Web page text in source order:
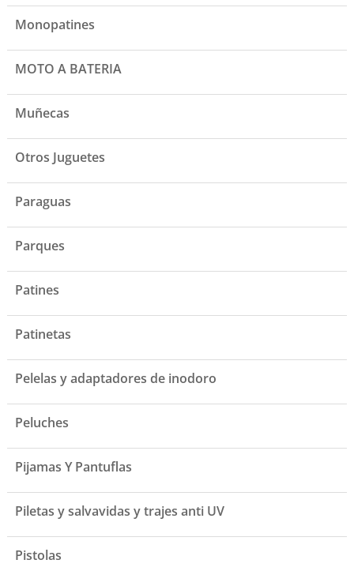
Monopatines
MOTO A BATERIA
Muñecas
Otros Juguetes
Paraguas
Parques
Patines
Patinetas
Pelelas y adaptadores de inodoro
Peluches
Pijamas Y Pantuflas
Piletas y salvavidas y trajes anti UV
Pistolas